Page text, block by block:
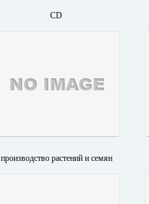
CD
производство растений и семян